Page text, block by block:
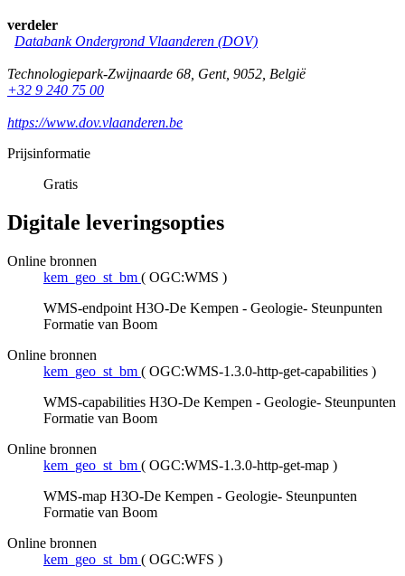
verdeler
Databank Ondergrond Vlaanderen (DOV)
Technologiepark-Zwijnaarde 68, Gent, 9052, België
+32 9 240 75 00
https://www.dov.vlaanderen.be
Prijsinformatie
Gratis
Digitale leveringsopties
Online bronnen
kem_geo_st_bm ( OGC:WMS )
WMS-endpoint H3O-De Kempen - Geologie- Steunpunten
Formatie van Boom
Online bronnen
kem_geo_st_bm ( OGC:WMS-1.3.0-http-get-capabilities )
WMS-capabilities H3O-De Kempen - Geologie- Steunpunten
Formatie van Boom
Online bronnen
kem_geo_st_bm ( OGC:WMS-1.3.0-http-get-map )
WMS-map H3O-De Kempen - Geologie- Steunpunten
Formatie van Boom
Online bronnen
kem_geo_st_bm ( OGC:WFS )